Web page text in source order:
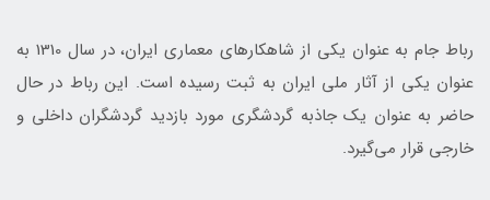
رباط جام به عنوان یکی از شاهکارهای معماری ایران، در سال 1310 به
عنوان یکی از آثار ملی ایران به ثبت رسیده است. این رباط در حال
حاضر به عنوان یک جاذبه گردشگری مورد بازدید گردشگران داخلی و
خارجی قرار می‌گیرد.